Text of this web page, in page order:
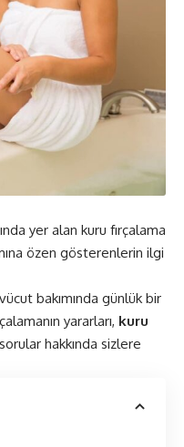
yer alan kuru fırçalama
özen gösterenlerin ilgi
bakımında günlük bir
yararları, kuru
hakkında sizlere